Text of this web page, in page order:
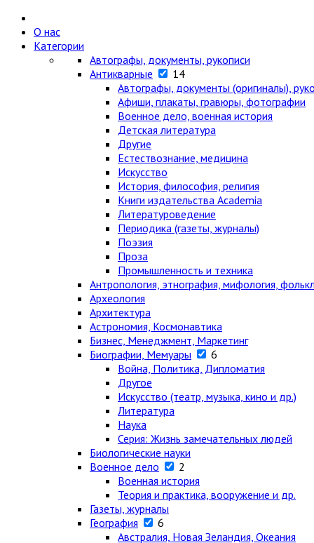
О нас
Категории
Автографы, документы, рукописи
Антикварные
14
Автографы, документы (оригиналы),
Афиши, плакаты, гравюры, фотографии
Военное дело, военная история
Детская литература
Другие
Естествознание, медицина
Искусство
История, философия, религия
Книги издательства Academia
Литературоведение
Периодика (газеты, журналы)
Поэзия
Проза
Промышленность и техника
Антропология, этнография, мифология,
Археология
Архитектура
Астрономия, Космонавтика
Бизнес, Менеджмент, Маркетинг
Биографии, Мемуары
6
Война, Политика, Дипломатия
Другое
Искусство (театр, музыка, кино и др.)
Литература
Наука
Серия: Жизнь замечательных людей
Биологические науки
Военное дело
2
Военная история
Теория и практика, вооружение и др.
Газеты, журналы
География
6
Австралия, Новая Зеландия, Океания